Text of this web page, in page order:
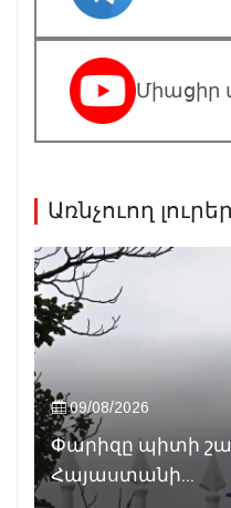
Միացիր
Առնչուող լուրեր
09/08/2026
Փարիզը պիտի
Հայաստանի...